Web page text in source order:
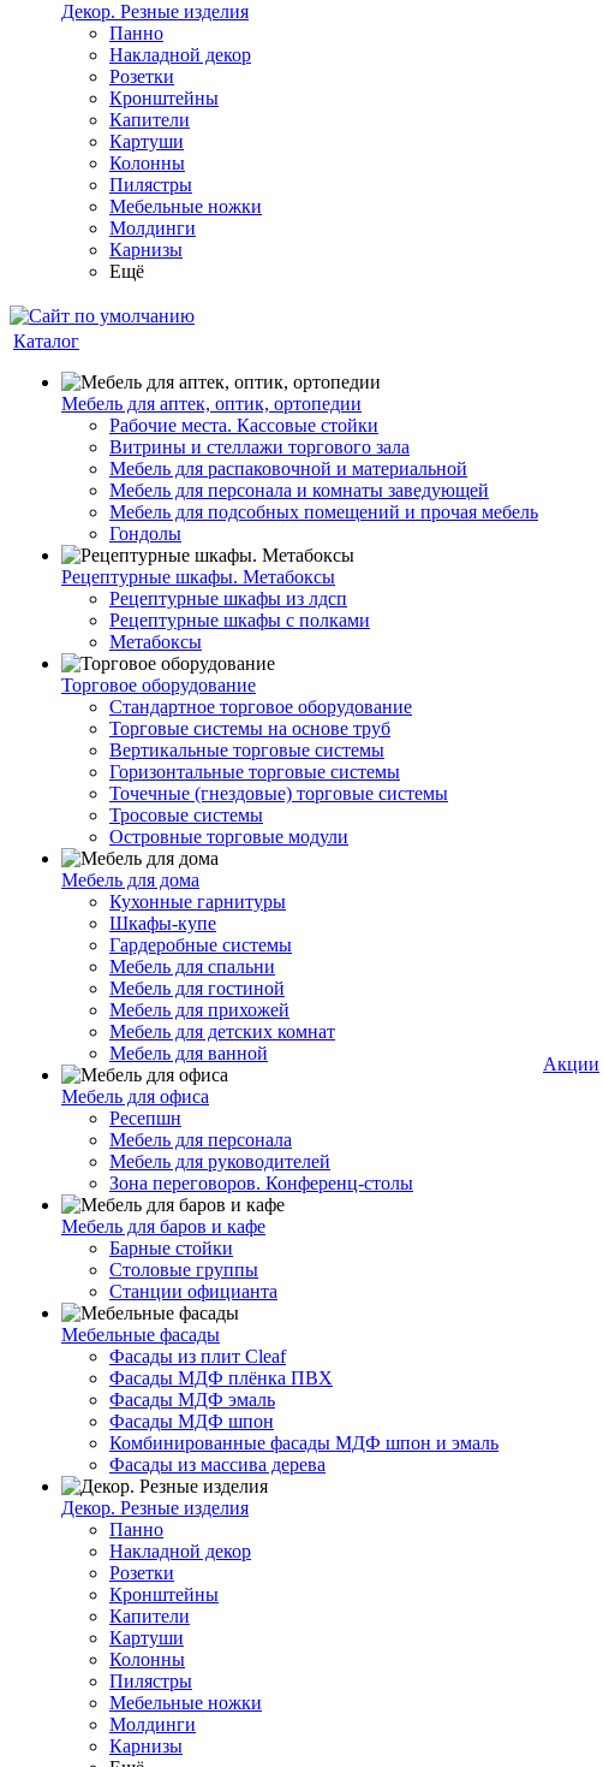
Декор. Резные изделия
Панно
Накладной декор
Розетки
Кронштейны
Капители
Картуши
Колонны
Пилястры
Мебельные ножки
Молдинги
Карнизы
Ещё
Каталог
Мебель для аптек, оптик, ортопедии
Рабочие места. Кассовые стойки
Витрины и стеллажи торгового зала
Мебель для распаковочной и материальной
Мебель для персонала и комнаты заведующей
Мебель для подсобных помещений и прочая мебель
Гондолы
Рецептурные шкафы. Метабоксы
Рецептурные шкафы из лдсп
Рецептурные шкафы с полками
Метабоксы
Торговое оборудование
Стандартное торговое оборудование
Торговые системы на основе труб
Вертикальные торговые системы
Горизонтальные торговые системы
Точечные (гнездовые) торговые системы
Тросовые системы
Островные торговые модули
Мебель для дома
Кухонные гарнитуры
Шкафы-купе
Гардеробные системы
Мебель для спальни
Мебель для гостиной
Мебель для прихожей
Мебель для детских комнат
Мебель для ванной
Мебель для офиса
Ресепшн
Мебель для персонала
Мебель для руководителей
Зона переговоров. Конференц-столы
Мебель для баров и кафе
Барные стойки
Столовые группы
Станции официанта
Мебельные фасады
Фасады из плит Cleaf
Фасады МДФ плёнка ПВХ
Фасады МДФ эмаль
Фасады МДФ шпон
Комбинированные фасады МДФ шпон и эмаль
Фасады из массива дерева
Декор. Резные изделия
Панно
Накладной декор
Розетки
Кронштейны
Капители
Картуши
Колонны
Пилястры
Мебельные ножки
Молдинги
Карнизы
Акции